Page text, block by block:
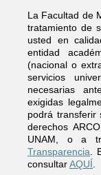
La Facultad de
tratamiento de
usted en
entidad
(nacional o
servicios
necesarias
exigidas
podrá transferir
derechos
UNAM, o a
Transparencia.
consultarAQUÍ.